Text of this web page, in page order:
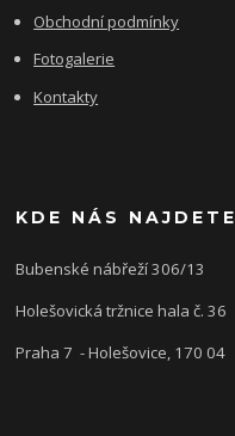
Obchodní podmínky
Fotogalerie
Kontakty
KDE NÁS NAJDETE
Bubenské nábřeží 306/13
Holešovická tržnice hala č. 36
Praha 7 - Holešovice, 170 04